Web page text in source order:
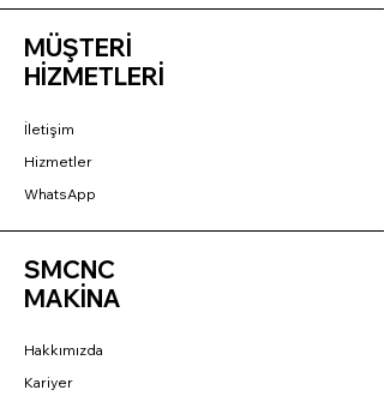
MÜŞTERİ
HİZMETLERİ
İletişim
Hizmetler
WhatsApp
SMCNC
MAKİNA
Hakkımızda
Kariyer